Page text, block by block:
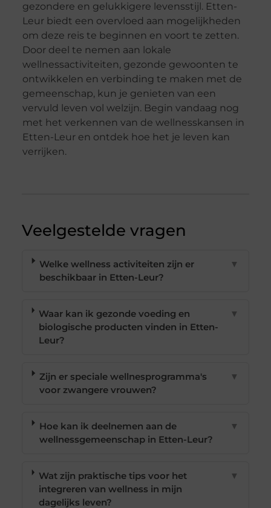
gezondere en gelukkigere levensstijl. Etten-
Leur biedt een overvloed aan mogelijkheden
om deze reis te beginnen en voort te zetten.
Door deel te nemen aan lokale
wellnessactiviteiten, gezonde gewoonten te
ontwikkelen en verbinding te maken met de
gemeenschap, kun je genieten van een
vervuld leven vol welzijn. Begin vandaag nog
met het verkennen van de wellnesskansen in
Etten-Leur en ontdek hoe het je leven kan
verrijken.
Veelgestelde vragen
Welke wellness activiteiten zijn er
beschikbaar in Etten-Leur?
▼
Waar kan ik gezonde voeding en
biologische producten vinden in Etten-
Leur?
▼
Zijn er speciale wellnesprogramma's
voor zwangere vrouwen?
▼
Hoe kan ik deelnemen aan de
wellnessgemeenschap in Etten-Leur?
▼
Wat zijn praktische tips voor het
integreren van wellness in mijn
dagelijks leven?
▼